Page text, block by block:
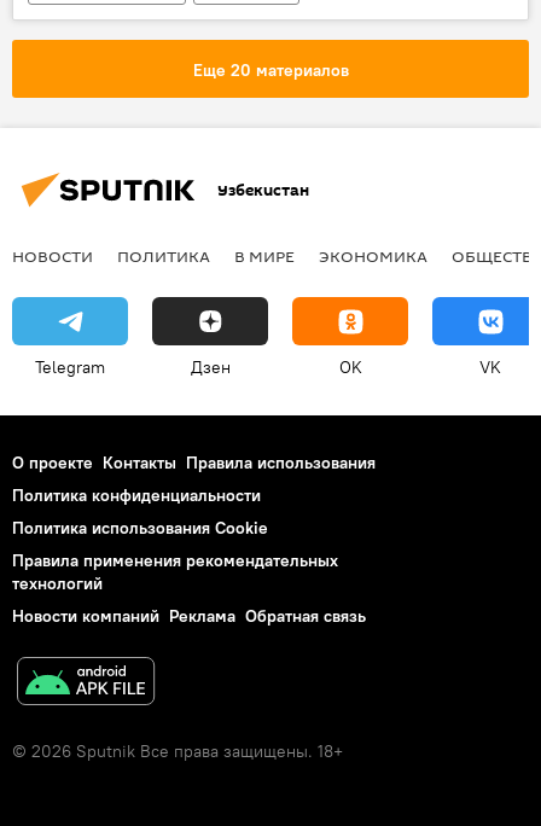
Еще 20 материалов
Узбекистан
НОВОСТИ ПОЛИТИКА В МИРЕ ЭКОНОМИКА
Telegram Дзен OK VK
О проекте Контакты Правила использования
Политика конфиденциальности
Политика использования Cookie
Правила применения рекомендательных
технологий
Новости компаний Реклама Обратная связь
© 2026 Sputnik Все права защищены. 18+